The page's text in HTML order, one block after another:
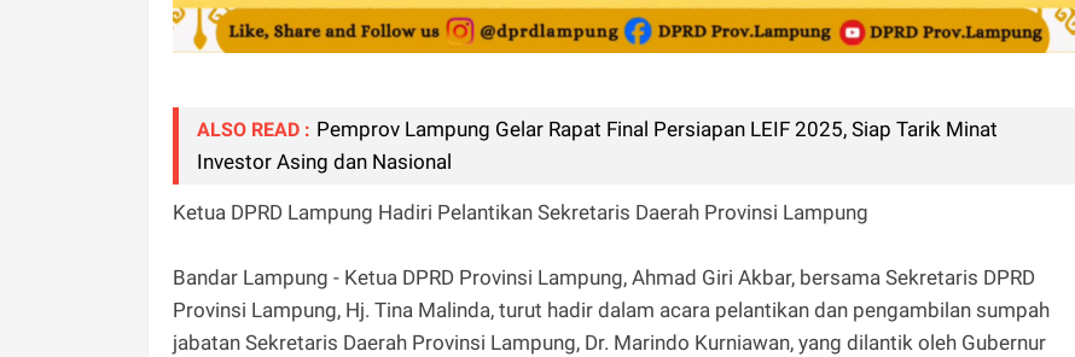
ALSO READ : Pemprov Lampung Gelar Rapat Final Persiapan LEIF 2025, Siap Tarik Minat
Investor Asing dan Nasional
Ketua DPRD Lampung Hadiri Pelantikan Sekretaris Daerah Provinsi Lampung
Bandar Lampung - Ketua DPRD Provinsi Lampung, Ahmad Giri Akbar, bersama Sekretaris DPRD
Provinsi Lampung, Hj. Tina Malinda, turut hadir dalam acara pelantikan dan pengambilan sumpah
jabatan Sekretaris Daerah Provinsi Lampung, Dr. Marindo Kurniawan, yang dilantik oleh Gubernur